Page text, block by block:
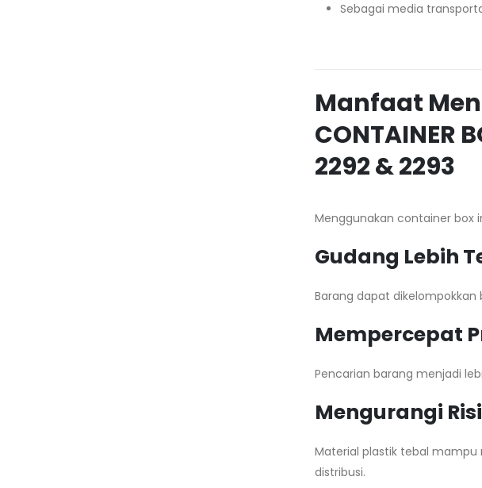
Sebagai media
Manfaat
CONTAINER
2292 & 2293
Menggunakan container box
Gudang Lebih
Barang dapat
Mempercepat
Pencarian barang menjadi
Mengurangi
Material plastik tebal
distribusi.